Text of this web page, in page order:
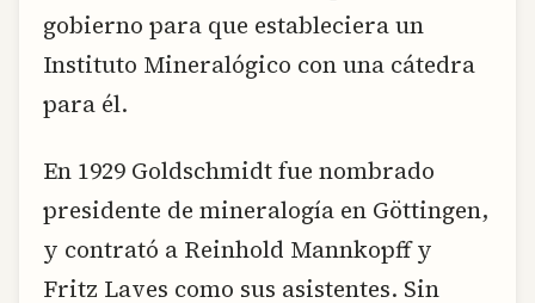
gobierno para que estableciera un
Instituto Mineralógico con una cátedra
para él.
En 1929 Goldschmidt fue nombrado
presidente de mineralogía en Göttingen,
y contrató a Reinhold Mannkopff y
Fritz Laves como sus asistentes. Sin